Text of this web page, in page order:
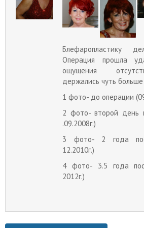
Блефаропластику
Операция прошла
ощущения
держались чуть
1 фото- до операции
2 фото- второй день
.09.2008г.)
3 фото- 2 года
12.2010г.)
4 фото- 3.5 года
2012г.)